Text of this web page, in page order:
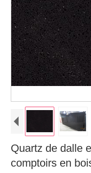
Quartz de dalle
comptoirs en